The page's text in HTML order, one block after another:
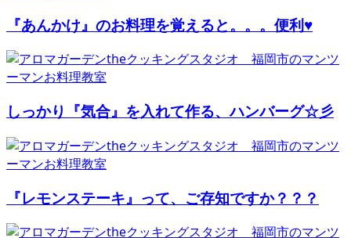
『あんかけ』のお料理を覚えると。。。便利♥
しっかり『気合』を入れて作る、ハンバーグ☆彡
『レモンステーキ』って、ご存知ですか？？？